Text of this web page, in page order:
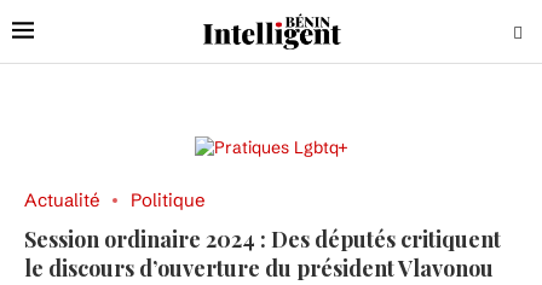
Actualité Politique
Session ordinaire 2024 : Des députés critiquent
le discours d’ouverture du président Vlavonou